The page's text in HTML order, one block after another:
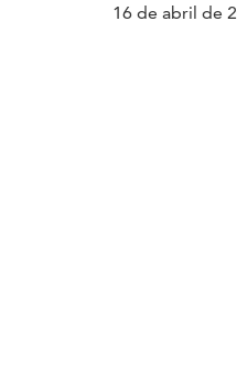
16 de abril de